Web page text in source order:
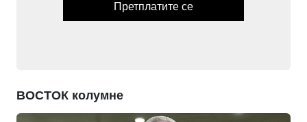
Претплатите се
ВОСТОК колумне